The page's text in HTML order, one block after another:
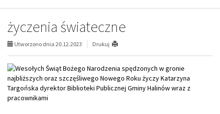
życzenia świateczne
Utworzono dnia 20.12.2023 Drukuj